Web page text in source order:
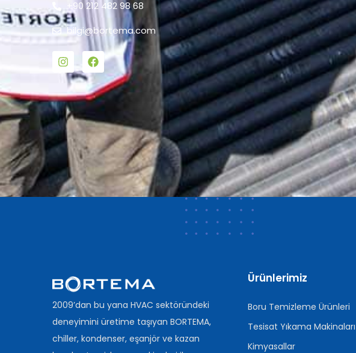
+90 212 482 98 68
bilgi@bortema.com
2009’dan bu yana HVAC sektöründeki
deneyimini üretime taşıyan BORTEMA,
chiller, kondenser, eşanjör ve kazan
Ürünlerimiz
Boru Temizleme Ürünleri
Tesisat Yıkama Makinaları
Kimyasallar